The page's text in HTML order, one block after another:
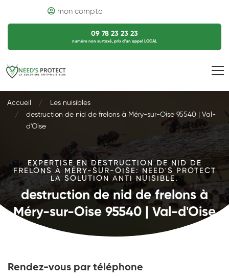
mon compte
09 78 23 23 23
numéro non surtaxé, prix d’un appel LOCAL
Accueil
Les nuisibles
destruction de nid de frelons à Méry-sur-Oise 95540 | Val-
d'Oise
EXPERTISE EN DESTRUCTION DE NID DE
FRELONS À MÉRY-SUR-OISE: NEED'S PROTECT
LA SOLUTION ANTI NUISIBLE.
destruction de nid de frelons à
Méry-sur-Oise 95540 | Val-d'Oise
Rendez-vous par téléphone